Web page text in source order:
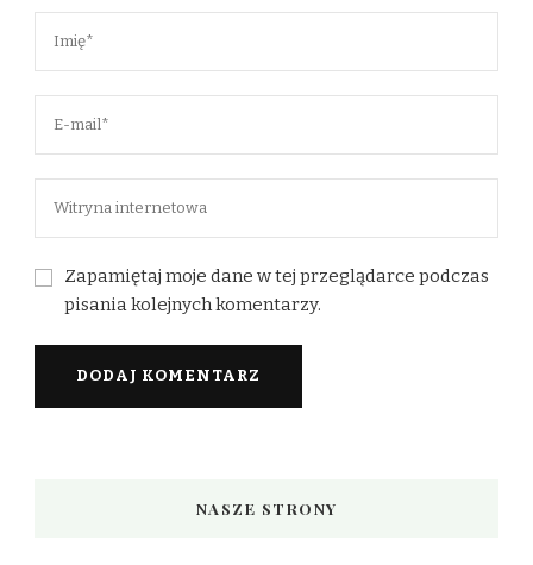
Zapamiętaj moje dane w tej przeglądarce podczas
pisania kolejnych komentarzy.
NASZE STRONY